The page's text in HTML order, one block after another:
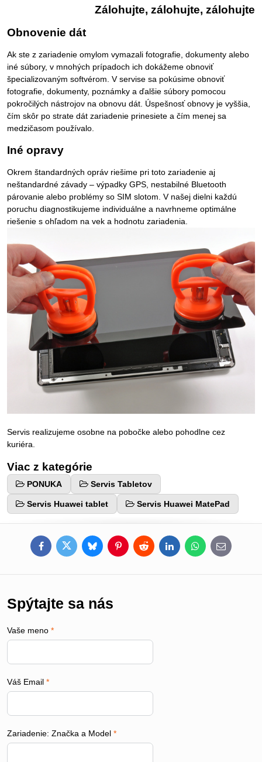
Zálohujte, zálohujte, zálohujte
Obnovenie dát
Ak ste z zariadenie omylom vymazali fotografie, dokumenty alebo
iné súbory, v mnohých prípadoch ich dokážeme obnoviť
špecializovaným softvérom. V servise sa pokúsime obnoviť
fotografie, dokumenty, poznámky a ďalšie súbory pomocou
pokročilých nástrojov na obnovu dát. Úspešnosť obnovy je vyššia,
čím skôr po strate dát zariadenie prinesiete a čím menej sa
medzičasom používalo.
Iné opravy
Okrem štandardných opráv riešime pri toto zariadenie aj
neštandardné závady – výpadky GPS, nestabilné Bluetooth
párovanie alebo problémy so SIM slotom. V našej dielni každú
poruchu diagnostikujeme individuálne a navrhneme optimálne
riešenie s ohľadom na vek a hodnotu zariadenia.
Servis realizujeme osobne na pobočke alebo pohodlne cez
kuriéra.
Viac z kategórie
PONUKA Servis Tabletov
Servis Huawei tablet Servis Huawei MatePad
FacebookTwitterBlueskyPinterestRedditLinkedInWhatsApp
E-
mail
Spýtajte sa nás
Vaše meno *
Váš Email *
Zariadenie: Značka a Model *